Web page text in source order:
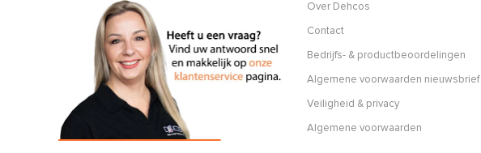
Over Dehcos
Contact
Bedrijfs- & productbeoordelingen
Algemene voorwaarden nieuwsbrief
Veiligheid & privacy
Algemene voorwaarden